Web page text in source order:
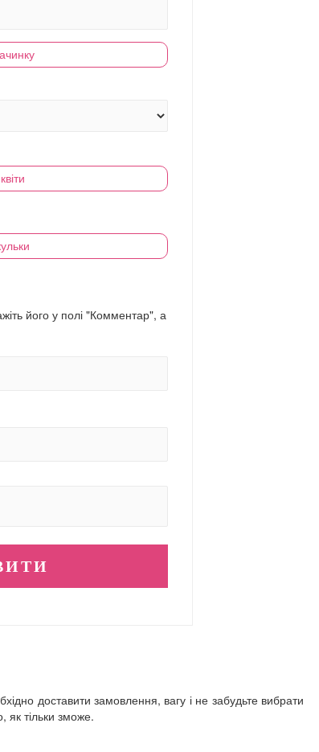
його у полі "Комментар", а
доставити замовлення, вагу і не забудьте вибрати
тільки зможе.